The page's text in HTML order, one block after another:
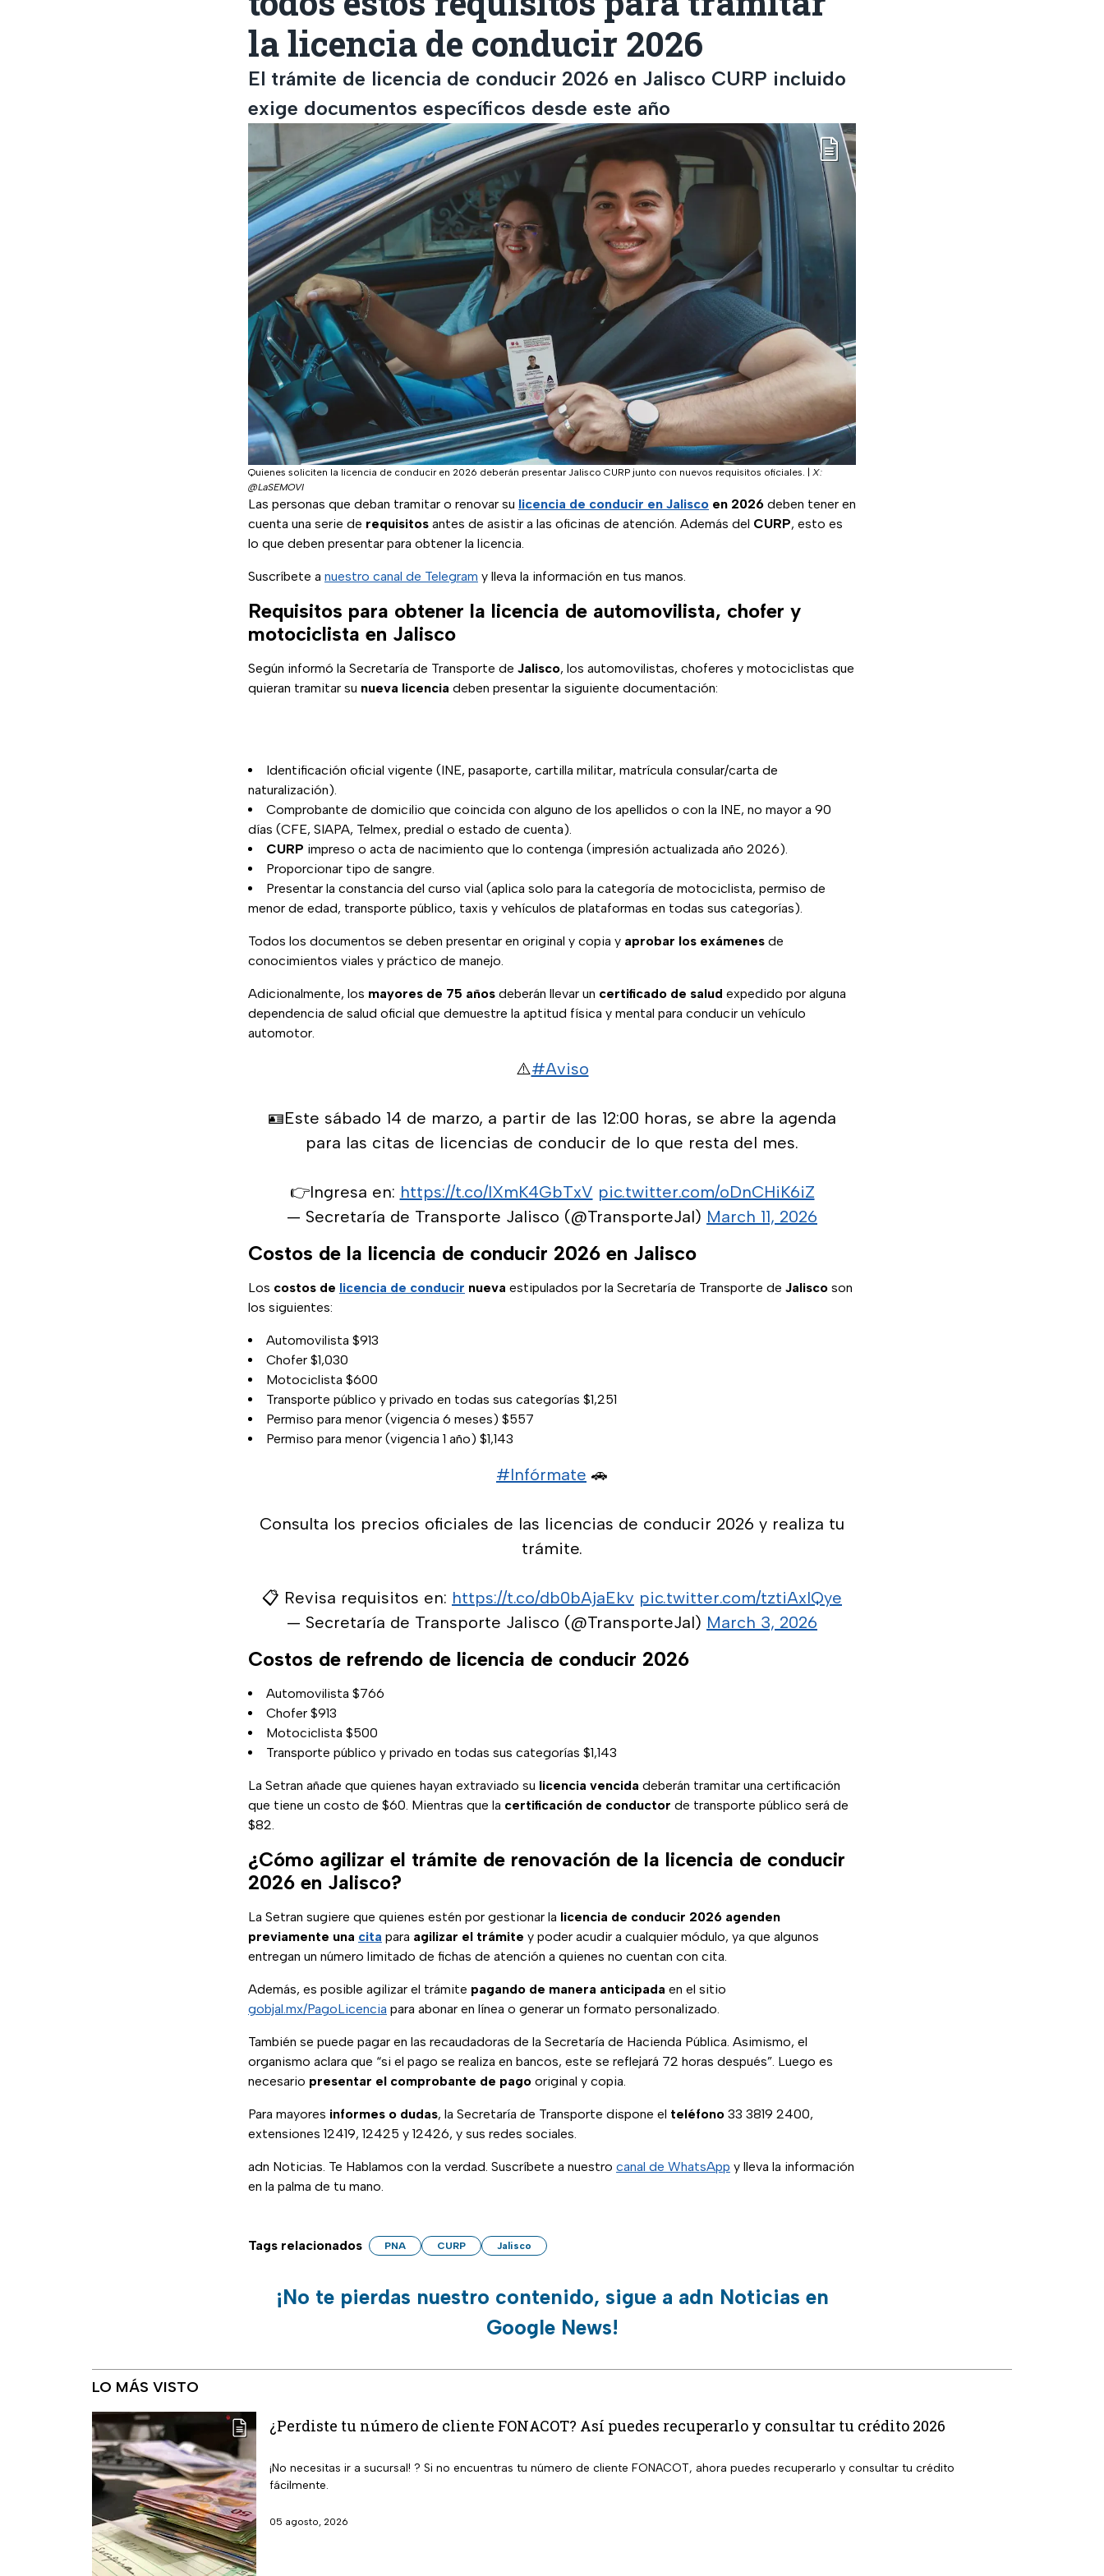
la licencia de conducir 2026
El trámite de licencia de conducir 2026 en Jalisco CURP incluido
exige documentos específicos desde este año
Quienes soliciten la licencia de conducir en 2026 deberán presentar Jalisco CURP junto con nuevos requisitos oficiales.
X:
@LaSEMOVI
Las personas que deban tramitar o renovar su licencia de conducir en Jalisco en 2026 deben tener en
cuenta una serie de requisitos antes de asistir a las oficinas de atención. Además del CURP, esto es
lo que deben presentar para obtener la licencia.
Suscríbete a nuestro canal de Telegram y lleva la información en tus manos.
Requisitos para obtener la licencia de automovilista, chofer y
motociclista en Jalisco
Según informó la Secretaría de Transporte de Jalisco, los automovilistas, choferes y motociclistas que
quieran tramitar su nueva licencia deben presentar la siguiente documentación:
Identificación oficial vigente (INE, pasaporte, cartilla militar, matrícula consular/carta de
naturalización).
Comprobante de domicilio que coincida con alguno de los apellidos o con la INE, no mayor a 90
días (CFE, SIAPA, Telmex, predial o estado de cuenta).
CURP impreso o acta de nacimiento que lo contenga (impresión actualizada año 2026).
Proporcionar tipo de sangre.
Presentar la constancia del curso vial (aplica solo para la categoría de motociclista, permiso de
menor de edad, transporte público, taxis y vehículos de plataformas en todas sus categorías).
Todos los documentos se deben presentar en original y copia y aprobar los exámenes de
conocimientos viales y práctico de manejo.
Adicionalmente, los mayores de 75 años deberán llevar un certificado de salud expedido por alguna
dependencia de salud oficial que demuestre la aptitud física y mental para conducir un vehículo
automotor.
⚠️#Aviso
🪪Este sábado 14 de marzo, a partir de las 12:00 horas, se abre la agenda
para las citas de licencias de conducir de lo que resta del mes.
👉Ingresa en: https://t.co/lXmK4GbTxV pic.twitter.com/oDnCHiK6iZ
— Secretaría de Transporte Jalisco (@TransporteJal) March 11, 2026
Costos de la licencia de conducir 2026 en Jalisco
Los costos de licencia de conducir nueva estipulados por la Secretaría de Transporte de Jalisco son
los siguientes:
Automovilista $913
Chofer $1,030
Motociclista $600
Transporte público y privado en todas sus categorías $1,251
Permiso para menor (vigencia 6 meses) $557
Permiso para menor (vigencia 1 año) $1,143
#Infórmate 🚗
Consulta los precios oficiales de las licencias de conducir 2026 y realiza tu
trámite.
📋 Revisa requisitos en: https://t.co/db0bAjaEkv pic.twitter.com/tztiAxlQye
— Secretaría de Transporte Jalisco (@TransporteJal) March 3, 2026
Costos de refrendo de licencia de conducir 2026
Automovilista $766
Chofer $913
Motociclista $500
Transporte público y privado en todas sus categorías $1,143
La Setran añade que quienes hayan extraviado su licencia vencida deberán tramitar una certificación
que tiene un costo de $60. Mientras que la certificación de conductor de transporte público será de
$82.
¿Cómo agilizar el trámite de renovación de la licencia de conducir
2026 en Jalisco?
La Setran sugiere que quienes estén por gestionar la licencia de conducir 2026 agenden
previamente una cita para agilizar el trámite y poder acudir a cualquier módulo, ya que algunos
entregan un número limitado de fichas de atención a quienes no cuentan con cita.
Además, es posible agilizar el trámite pagando de manera anticipada en el sitio
gobjal.mx/PagoLicencia para abonar en línea o generar un formato personalizado.
También se puede pagar en las recaudadoras de la Secretaría de Hacienda Pública. Asimismo, el
organismo aclara que “si el pago se realiza en bancos, este se reflejará 72 horas después”. Luego es
necesario presentar el comprobante de pago original y copia.
Para mayores informes o dudas, la Secretaría de Transporte dispone el teléfono 33 3819 2400,
extensiones 12419, 12425 y 12426, y sus redes sociales.
adn Noticias. Te Hablamos con la verdad. Suscríbete a nuestro canal de WhatsApp y lleva la información
en la palma de tu mano.
Tags relacionados PNA CURP Jalisco
¡No te pierdas nuestro contenido, sigue a adn Noticias en
Google News!
LO MÁS VISTO
¿Perdiste tu número de cliente FONACOT? Así puedes recuperarlo y consultar tu crédito 2026
¡No necesitas ir a sucursal! ? Si no encuentras tu número de cliente FONACOT, ahora puedes recuperarlo y consultar tu crédito
fácilmente.
05 agosto, 2026